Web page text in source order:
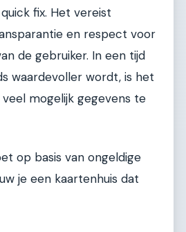
fix. Het vereist
en respect voor
de gebruiker. In een tijd
waardevoller wordt, is het
mogelijk gegevens te
op basis van ongeldige
je een kaartenhuis dat